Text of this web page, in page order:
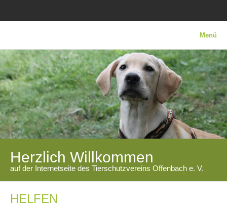
Menü
Herzlich Willkommen
auf der Internetseite des Tierschutzvereins Offenbach e. V.
HELFEN